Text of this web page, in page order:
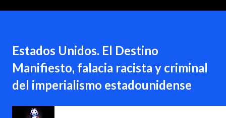
Estados Unidos. El Destino
Manifiesto, falacia racista y criminal
del imperialismo estadounidense